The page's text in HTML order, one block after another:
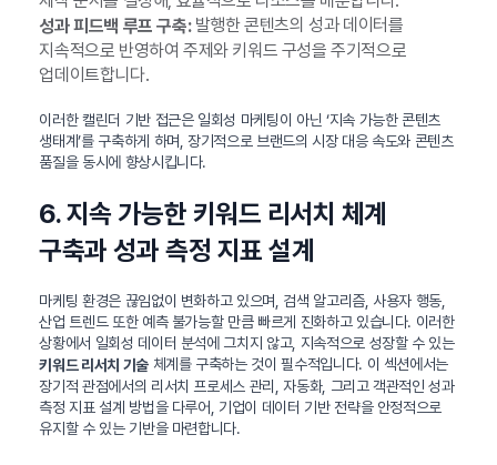
성과 피드백 루프 구축:발행한 콘텐츠의 성과 데이터를
지속적으로 반영하여 주제와 키워드 구성을 주기적으로
업데이트합니다.
이러한 캘린더 기반 접근은 일회성 마케팅이 아닌 ‘지속 가능한 콘텐츠
생태계’를 구축하게 하며, 장기적으로 브랜드의 시장 대응 속도와 콘텐츠
품질을 동시에 향상시킵니다.
6. 지속 가능한 키워드 리서치 체계
구축과 성과 측정 지표 설계
마케팅 환경은 끊임없이 변화하고 있으며, 검색 알고리즘, 사용자 행동,
산업 트렌드 또한 예측 불가능할 만큼 빠르게 진화하고 있습니다. 이러한
상황에서 일회성 데이터 분석에 그치지 않고, 지속적으로 성장할 수 있는
키워드 리서치 기술체계를 구축하는 것이 필수적입니다. 이 섹션에서는
장기적 관점에서의 리서치 프로세스 관리, 자동화, 그리고 객관적인 성과
측정 지표 설계 방법을 다루어, 기업이 데이터 기반 전략을 안정적으로
유지할 수 있는 기반을 마련합니다.